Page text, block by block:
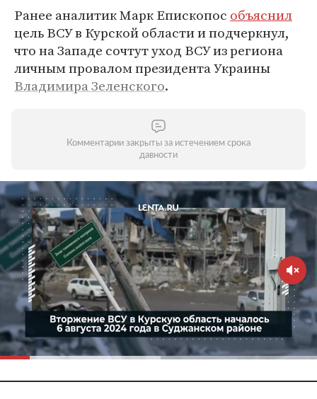
Ранее аналитик Марк Епископос объяснил
цель ВСУ в Курской области и подчеркнул,
что на Западе сочтут уход ВСУ из региона
личным провалом президента Украины
Владимира Зеленского.
Комментарии закрыты за истечением срока
давности